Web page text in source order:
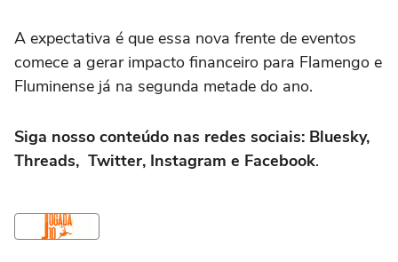
A expectativa é que essa nova frente de eventos
comece a gerar impacto financeiro para Flamengo e
Fluminense já na segunda metade do ano.
Siga nosso conteúdo nas redes sociais: Bluesky,
Threads, Twitter, Instagram e Facebook.